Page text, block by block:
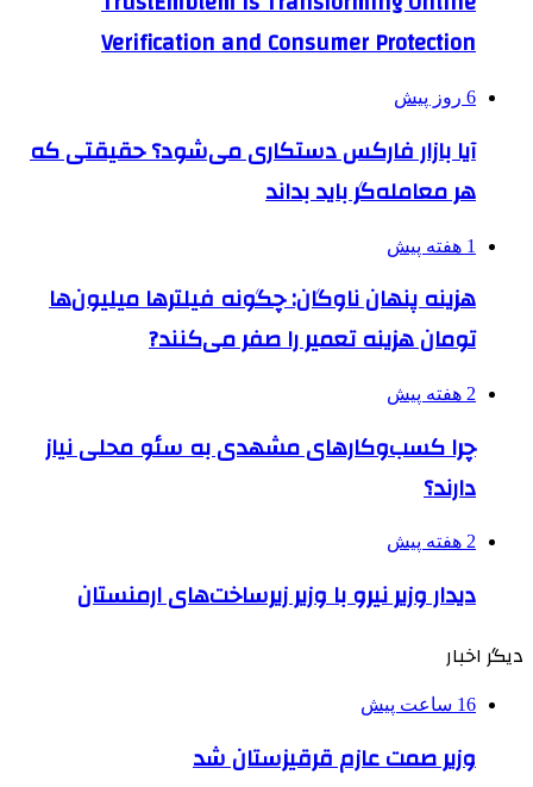
Verification and Consumer Protection
6 روز پیش
آیا بازار فارکس دستکاری می‌شود؟ حقیقتی که
هر معامله‌گر باید بداند
1 هفته پیش
هزینه پنهان ناوگان: چگونه فیلترها میلیون‌ها
تومان هزینه تعمیر را صفر می‌کنند?
2 هفته پیش
چرا کسب‌وکارهای مشهدی به سئو محلی نیاز
دارند؟
2 هفته پیش
دیدار وزیر نیرو با وزیر زیرساخت‌های ارمنستان
دیگر اخبار
16 ساعت پیش
وزیر صمت عازم قرقیزستان شد